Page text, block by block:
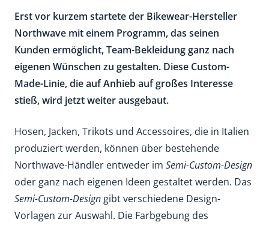
Erst vor kurzem startete der Bikewear-Hersteller
Northwave mit einem Programm, das seinen
Kunden ermöglicht, Team-Bekleidung ganz nach
eigenen Wünschen zu gestalten. Diese Custom-
Made-Linie, die auf Anhieb auf großes Interesse
stieß, wird jetzt weiter ausgebaut.
Hosen, Jacken, Trikots und Accessoires, die in Italien
produziert werden, können über bestehende
Northwave-Händler entweder im Semi-Custom-Design
oder ganz nach eigenen Ideen gestaltet werden. Das
Semi-Custom-Design gibt verschiedene Design-
Vorlagen zur Auswahl. Die Farbgebung des